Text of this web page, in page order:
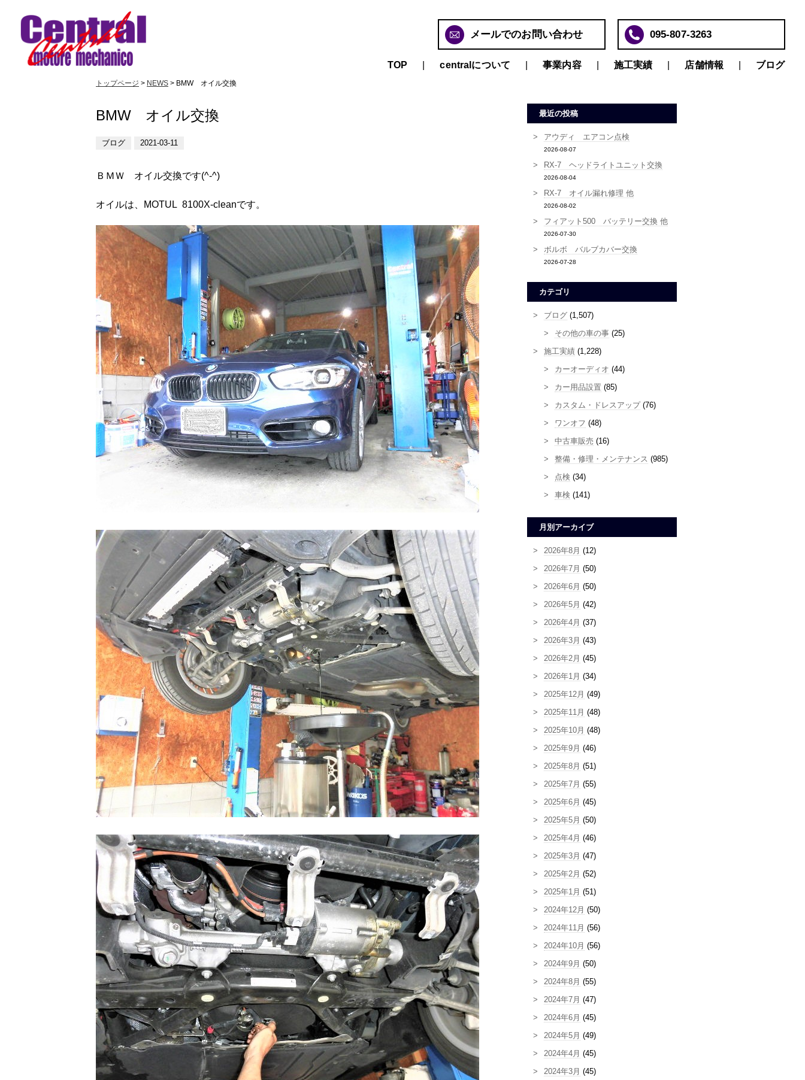
メールでのお問い合わせ 095-807-3263
TOP centralについて 事業内容 施工実績 店舗情報 ブログ
トップページ > NEWS > BMW オイル交換
BMW オイル交換
ブログ 2021-03-11
ＢＭＷ オイル交換です(^-^)
オイルは、MOTUL 8100X-cleanです。
最近の投稿
アウディ エアコン点検
2026-08-07
RX-7 ヘッドライトユニット交換
2026-08-04
RX-7 オイル漏れ修理 他
2026-08-02
フィアット500 バッテリー交換 他
2026-07-30
ボルボ バルブカバー交換
2026-07-28
カテゴリ
ブログ (1,507)
その他の車の事 (25)
施工実績 (1,228)
カーオーディオ (44)
カー用品設置 (85)
カスタム・ドレスアップ(76)
ワンオフ (48)
中古車販売 (16)
整備・修理・メンテナンス (985)
点検 (34)
車検 (141)
月別アーカイブ
2026年8月 (12)
2026年7月 (50)
2026年6月 (50)
2026年5月 (42)
2026年4月 (37)
2026年3月 (43)
2026年2月 (45)
2026年1月 (34)
2025年12月 (49)
2025年11月 (48)
2025年10月 (48)
2025年9月 (46)
2025年8月 (51)
2025年7月 (55)
2025年6月 (45)
2025年5月 (50)
2025年4月 (46)
2025年3月 (47)
2025年2月 (52)
2025年1月 (51)
2024年12月 (50)
2024年11月 (56)
2024年10月 (56)
2024年9月 (50)
2024年8月 (55)
2024年7月 (47)
2024年6月 (45)
2024年5月 (49)
2024年4月 (45)
2024年3月 (45)